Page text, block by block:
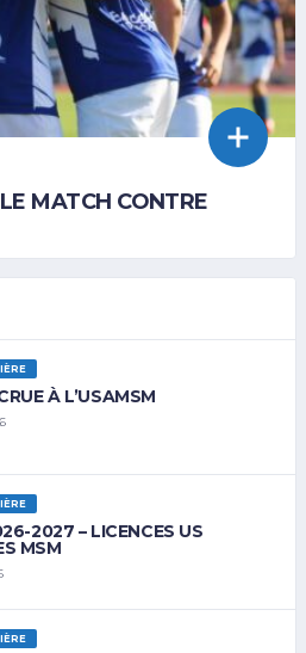
MATCH CONTRE
À L’USAMSM
2027 – LICENCES US
MSM